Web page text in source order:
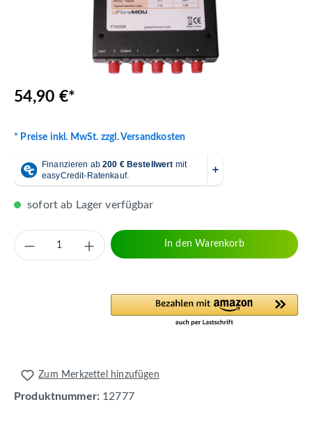
54,90 €*
* Preise inkl. MwSt. zzgl. Versandkosten
sofort ab Lager verfügbar
Produkt Anzahl: Gib den gewünschten
In den Warenkorb
Zum Merkzettel hinzufügen
Produktnummer: 12777